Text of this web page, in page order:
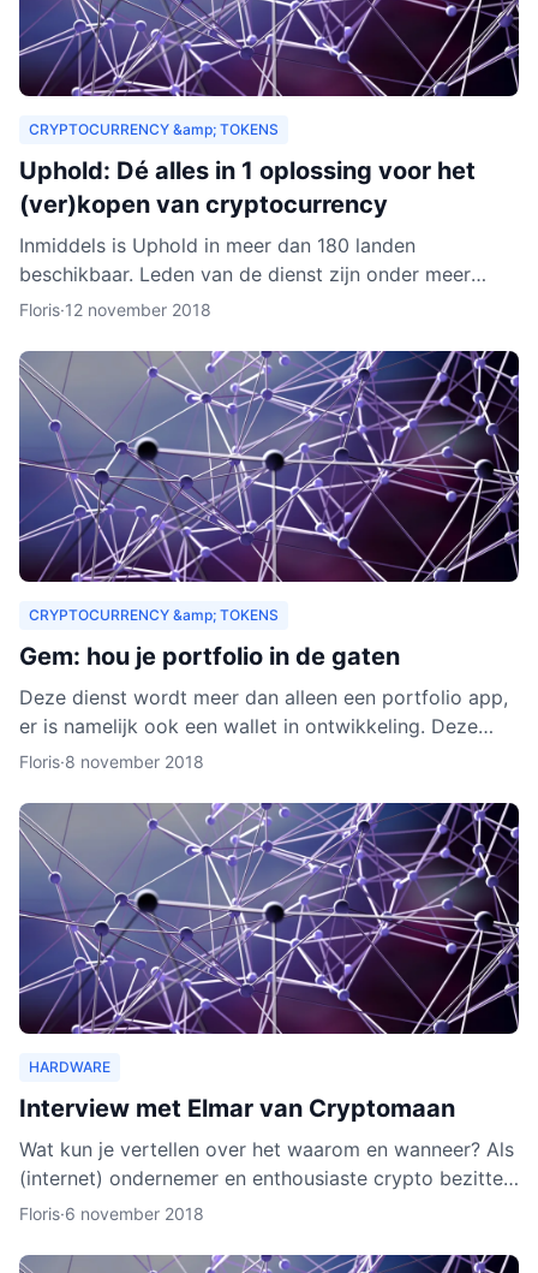
CRYPTOCURRENCY &amp; TOKENS
Uphold: Dé alles in 1 oplossing voor het
(ver)kopen van cryptocurrency
Inmiddels is Uphold in meer dan 180 landen
beschikbaar. Leden van de dienst zijn onder meer
bedrijven, ontwikkelaars, particulieren, ngo’s en non-
Floris·12 november 2018
CRYPTOCURRENCY &amp; TOKENS
Gem: hou je portfolio in de gaten
Deze dienst wordt meer dan alleen een portfolio app,
er is namelijk ook een wallet in ontwikkeling. Deze
wallet gaat verschillende cryptocurrencies en token
Floris·8 november 2018
HARDWARE
Interview met Elmar van Cryptomaan
Wat kun je vertellen over het waarom en wanneer? Als
(internet) ondernemer en enthousiaste crypto bezitter
was het een logische keuze om de webshop te
Floris·6 november 2018